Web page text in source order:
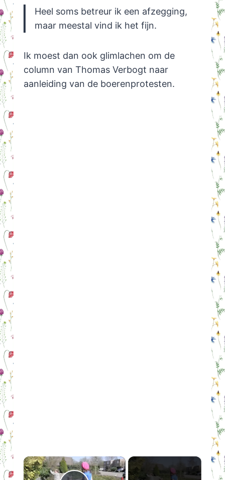
Heel soms betreur ik een afzegging,
maar meestal vind ik het fijn.
Ik moest dan ook glimlachen om de
column van Thomas Verbogt naar
aanleiding van de boerenprotesten.
×